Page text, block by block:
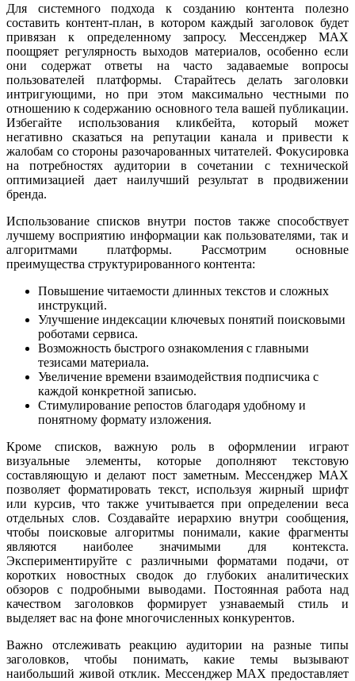
Для системного подхода к созданию контента полезно
составить контент-план, в котором каждый заголовок будет
привязан к определенному запросу. Мессенджер MAX
поощряет регулярность выходов материалов, особенно если
они содержат ответы на часто задаваемые вопросы
пользователей платформы. Старайтесь делать заголовки
интригующими, но при этом максимально честными по
отношению к содержанию основного тела вашей публикации.
Избегайте использования кликбейта, который может
негативно сказаться на репутации канала и привести к
жалобам со стороны разочарованных читателей. Фокусировка
на потребностях аудитории в сочетании с технической
оптимизацией дает наилучший результат в продвижении
бренда.
Использование списков внутри постов также способствует
лучшему восприятию информации как пользователями, так и
алгоритмами платформы. Рассмотрим основные
преимущества структурированного контента:
Повышение читаемости длинных текстов и сложных
инструкций.
Улучшение индексации ключевых понятий поисковыми
роботами сервиса.
Возможность быстрого ознакомления с главными
тезисами материала.
Увеличение времени взаимодействия подписчика с
каждой конкретной записью.
Стимулирование репостов благодаря удобному и
понятному формату изложения.
Кроме списков, важную роль в оформлении играют
визуальные элементы, которые дополняют текстовую
составляющую и делают пост заметным. Мессенджер MAX
позволяет форматировать текст, используя жирный шрифт
или курсив, что также учитывается при определении веса
отдельных слов. Создавайте иерархию внутри сообщения,
чтобы поисковые алгоритмы понимали, какие фрагменты
являются наиболее значимыми для контекста.
Экспериментируйте с различными форматами подачи, от
коротких новостных сводок до глубоких аналитических
обзоров с подробными выводами. Постоянная работа над
качеством заголовков формирует узнаваемый стиль и
выделяет вас на фоне многочисленных конкурентов.
Важно отслеживать реакцию аудитории на разные типы
заголовков, чтобы понимать, какие темы вызывают
наибольший живой отклик. Мессенджер MAX предоставляет